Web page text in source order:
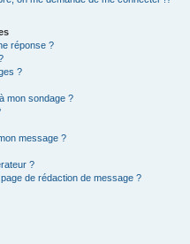
réponse ?
?
mon sondage ?
message ?
?
de rédaction de message ?